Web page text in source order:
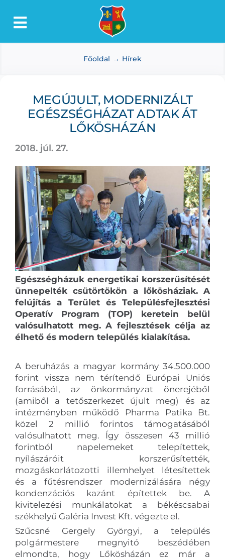
Toggle
Lőkösháza
Dokumentumtár
Választás
Főoldal Hírek
MEGÚJULT, MODERNIZÁLT
EGÉSZSÉGHÁZAT ADTAK ÁT
LŐKÖSHÁZÁN
2018. júl. 27.
Egészségházuk energetikai korszerűsítését
ünnepelték csütörtökön a lőkösháziak. A
felújítás a Terület és Településfejlesztési
Operatív Program (TOP) keretein belül
valósulhatott meg. A fejlesztések célja az
élhető és modern település kialakítása.
A beruházás a magyar kormány 34.500.000
forint vissza nem térítendő Európai Uniós
forrásából, az önkormányzat önerejéből
(amiből a tetőszerkezet újult meg) és az
intézményben működő Pharma Patika Bt.
közel 2 millió forintos támogatásából
valósulhatott meg. Így összesen 43 millió
forintból napelemeket telepítettek,
nyílászáróit korszerűsítették,
mozgáskorlátozotti illemhelyet létesítettek
és a fűtésrendszer modernizálására négy
kondenzációs kazánt építettek be. A
kivitelezési munkálatokat a békéscsabai
székhelyű Galéria Invest Kft. végezte el.
Szűcsné Gergely Györgyi, a település
polgármestere megnyitó beszédében
elmondta, hogy Lőkösházán ez már a